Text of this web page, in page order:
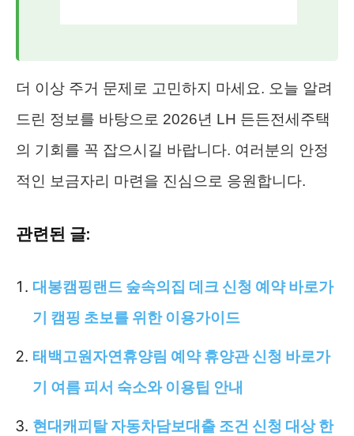
더 이상 주거 문제로 고민하지 마세요. 오늘 알려
드린 정보를 바탕으로 2026년 LH 든든전세주택
의 기회를 꼭 잡으시길 바랍니다. 여러분의 안정
적인 보금자리 마련을 진심으로 응원합니다.
관련된 글:
대봉캠핑랜드 숲속의집 데크 신청 예약 바로가
기 캠핑 초보를 위한 이용가이드
태백고원자연휴양림 예약 휴양관 신청 바로가
기 여름 피서 숙소와 이용팁 안내
현대캐피탈 자동차담보대출 조건 신청 대상 한